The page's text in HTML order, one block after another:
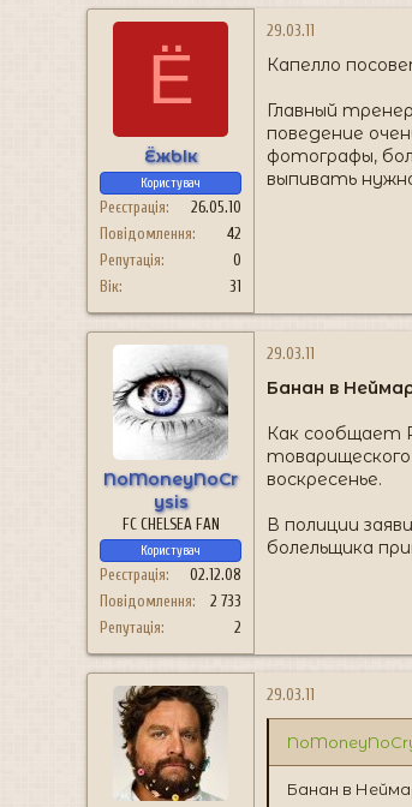
Ё
ЁжЫк
Користувач
Реєстрація
26.05.10
Повідомлення
42
Репутація
0
Вік
31
29.03.11
Капелло
Главный
поведение
фотографы,
выпивать
NoMoneyNoCr
ysis
FC CHELSEA FAN
Користувач
Реєстрація
02.12.08
Повідомлення
2 733
Репутація
2
29.03.11
Банан в
Как сообщает
воскресенье.
В полиции
болельщика
29.03.11
Банан в